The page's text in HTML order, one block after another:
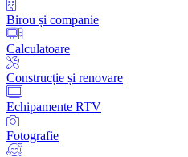
Birou și companie
Calculatoare
Construcție și renovare
Echipamente RTV
Fotografie